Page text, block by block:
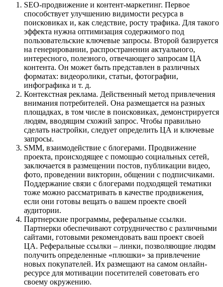
SEO-продвижение и контент-маркетинг. Первое
способствует улучшению видимости ресурса в
поисковиках и, как следствие, росту трафика. Для такого
эффекта нужна оптимизация содержимого под
пользовательские ключевые запросы. Второй базируется
на генерировании, распространении актуального,
интересного, полезного, отвечающего запросам ЦА
контента. Он может быть представлен в различных
форматах: видеоролики, статьи, фотографии,
инфографика и т. д.
Контекстная реклама. Действенный метод привлечения
внимания потребителей. Она размещается на разных
площадках, в том числе в поисковиках, демонстрируется
людям, вводящим схожий запрос. Чтобы правильно
сделать настройки, следует определить ЦА и ключевые
запросы.
SMM, взаимодействие с блогерами. Продвижение
проекта, происходящее с помощью социальных сетей,
заключается в размещении постов, публикации видео,
фото, проведении викторин, общении с подписчиками.
Поддержание связи с блогерами подходящей тематики
тоже можно рассматривать в качестве продвижения,
если они готовы вещать о вашем проекте своей
аудитории.
Партнерские программы, реферальные ссылки.
Партнерки обеспечивают сотрудничество с различными
сайтами, готовыми рекомендовать ваш проект своей
ЦА. Реферальные ссылки – линки, позволяющие людям
получить определенные «плюшки» за привлечение
новых покупателей. Их размещают на самом онлайн-
ресурсе для мотивации посетителей советовать его
своему окружению.